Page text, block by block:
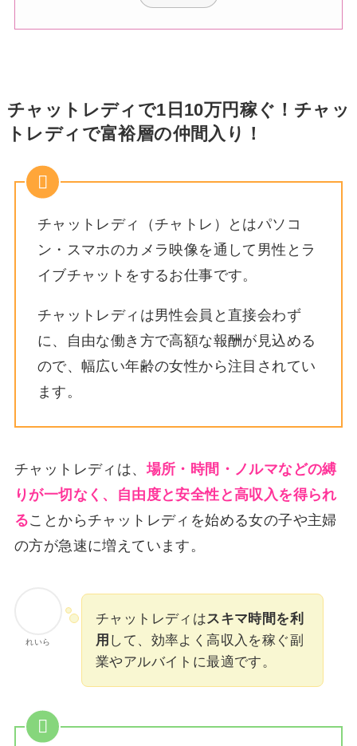
チャットレディで1日10万円稼ぐ！チャッ
トレディで富裕層の仲間入り！
チャットレディ（チャトレ）とはパソコ
ン・スマホのカメラ映像を通して男性とラ
イブチャットをするお仕事です。
チャットレディは男性会員と直接会わず
に、自由な働き方で高額な報酬が見込める
ので、幅広い年齢の女性から注目されてい
ます。
チャットレディは、場所・時間・ノルマなどの縛
りが一切なく、自由度と安全性と高収入を得られ
ることからチャットレディを始める女の子や主婦
の方が急速に増えています。
れいら
チャットレディはスキマ時間を利
用 して、効率よく高収入を稼ぐ副
業やアルバイトに最適です。